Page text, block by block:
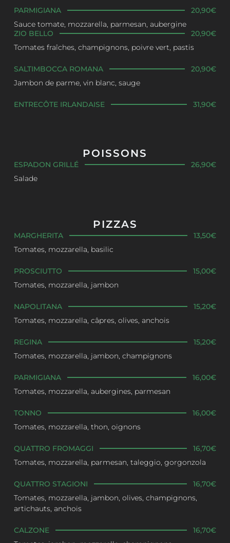
PARMIGIANA
20,90€
Sauce tomate, mozzarella, parmesan, aubergine
ZIO BELLO
20,90€
Tomates fraîches, champignons, poivre vert, pastis
SALTIMBOCCA ROMANA
20,90€
Jambon de parme, vin blanc, sauge
ENTRECÔTE IRLANDAISE 31,90€
POISSONS
ESPADON GRILLÉ
26,90€
Salade
PIZZAS
MARGHERITA
13,50€
Tomates, mozzarella, basilic
PROSCIUTTO
15,00€
Tomates, mozzarella, jambon
NAPOLITANA
15,20€
Tomates, mozzarella, câpres, olives, anchois
REGINA
15,20€
Tomates, mozzarella, jambon, champignons
PARMIGIANA
16,00€
Tomates, mozzarella, aubergines, parmesan
TONNO
16,00€
Tomates, mozzarella, thon, oignons
QUATTRO FROMAGGI
16,70€
Tomates, mozzarella, parmesan, taleggio, gorgonzola
QUATTRO STAGIONI
16,70€
Tomates, mozzarella, jambon, olives, champignons,
artichauts, anchois
CALZONE
16,70€